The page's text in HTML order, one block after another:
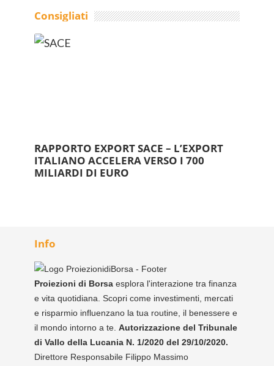
Consigliati
RAPPORTO EXPORT SACE – L’EXPORT
ITALIANO ACCELERA VERSO I 700
MILIARDI DI EURO
Info
Proiezioni di Borsa esplora l'interazione tra finanza
e vita quotidiana. Scopri come investimenti, mercati
e risparmio influenzano la tua routine, il benessere e
il mondo intorno a te. Autorizzazione del Tribunale
di Vallo della Lucania N. 1/2020 del 29/10/2020.
Direttore Responsabile Filippo Massimo